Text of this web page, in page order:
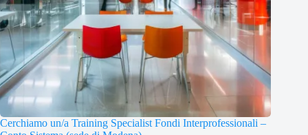
Cerchiamo un/a Training Specialist Fondi Interprofessionali –